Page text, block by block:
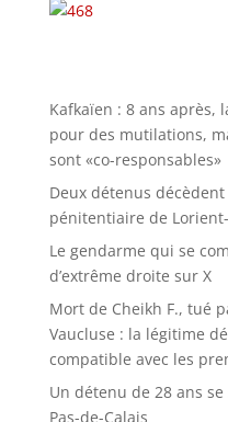
Kafkaïen : 8 ans après,
pour des mutilations,
sont «co-responsables»
Deux détenus
pénitentiaire de
Le gendarme qui se
d’extrême droite sur X
Mort de Cheikh F., tué
Vaucluse : la légitime
compatible avec les
Un détenu de 28 ans
Pas-de-Calais